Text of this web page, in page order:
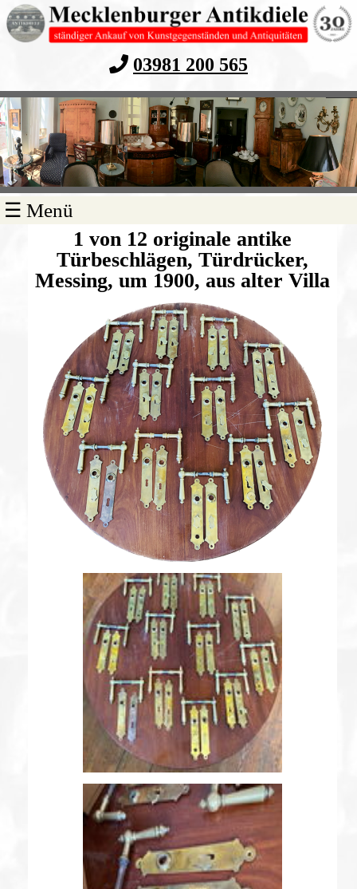
03981 200 565
☰ Menü
1 von 12 originale antike
Türbeschlägen, Türdrücker,
Messing, um 1900, aus alter Villa